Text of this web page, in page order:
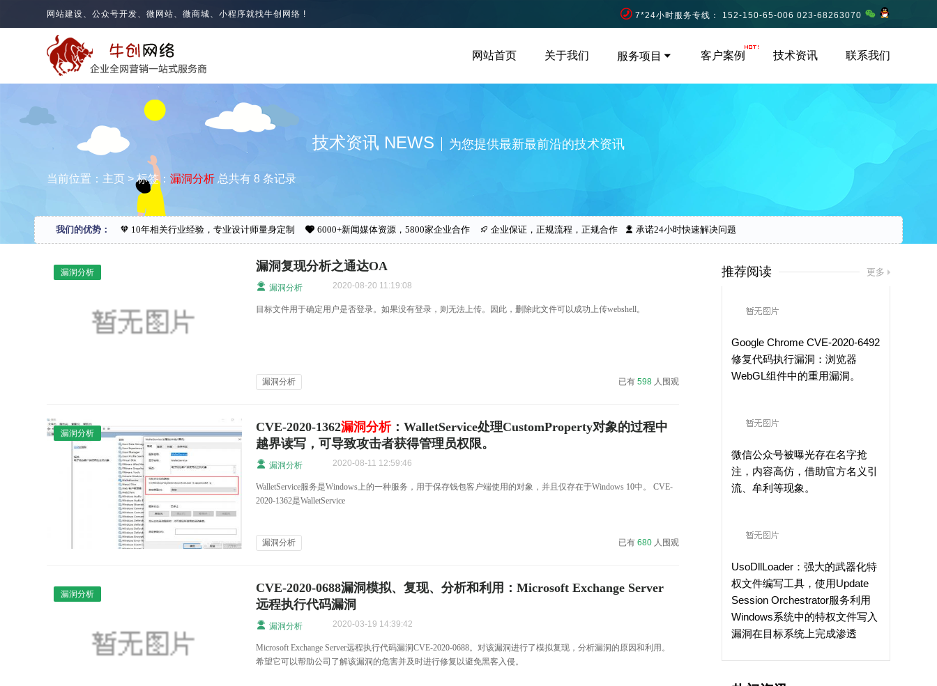
网站建设、公众号开发、微网站、微商城、小程序就找牛创网络 ! 7*24小时服务专线： 152-150-65-006 023-68263070
联系我们
技术资讯
客户案例
服务项目
关于我们
网站首页
技术资讯 NEWS 为您提供最新最前沿的技术资讯
当前位置： 主页 > 标签：漏洞分析 总共有 8 条记录
我们的优势： 10年相关行业经验，专业设计师量身定制 6000+新闻媒体资源，5800家企业合作 企业保证，正规流程，正规合作 承诺24小时快速解决问题
漏洞分析 漏洞复现分析之通达OA
漏洞分析 2020-08-20 11:19:08
目标文件用于确定用户是否登录。如果没有登录，则无法上传。因此，删除此文件可以成功上传webshel​​l。
漏洞分析 已有598 人围观
漏洞分析 CVE-2020-1362漏洞分析：WalletService处理CustomProperty对象的过程中
越界读写，可导致攻击者获得管理员权限。
漏洞分析 2020-08-11 12:59:46
WalletService服务是Windows上的一种服务，用于保存钱包客户端使用的对象，并且仅存在于Windows 10中。 CVE-
2020-1362是WalletService
漏洞分析 已有680 人围观
漏洞分析
CVE-2020-0688漏洞模拟、复现、分析和利用：Microsoft Exchange Server
远程执行代码漏洞
漏洞分析 2020-03-19 14:39:42
Microsoft Exchange Server远程执行代码漏洞CVE-2020-0688。对该漏洞进行了模拟复现，分析漏洞的原因和利用。
希望它可以帮助公司了解该漏洞的危害并及时进行修复以避免黑客入侵。
推荐阅读 更多
Google Chrome CVE-2020-6492
修复代码执行漏洞：浏览器
WebGL组件中的重用漏洞。
微信公众号被曝光存在名字抢
注，内容高仿，借助官方名义引
流、牟利等现象。
UsoDllLoader：强大的武器化特
权文件编写工具，使用Update
Session Orchestrator服务利用
Windows系统中的特权文件写入
漏洞在目标系统上完成渗透